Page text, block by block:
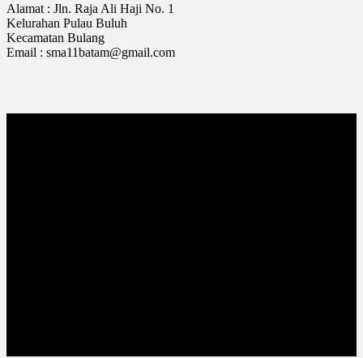
Alamat : Jln. Raja Ali Haji No. 1
Kelurahan Pulau Buluh
Kecamatan Bulang
Email : sma11batam@gmail.com